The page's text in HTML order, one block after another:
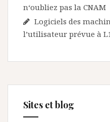
n‘oubliez pas la CNAM
Logiciels des
l’utilisateur prévue à
Sites et blog